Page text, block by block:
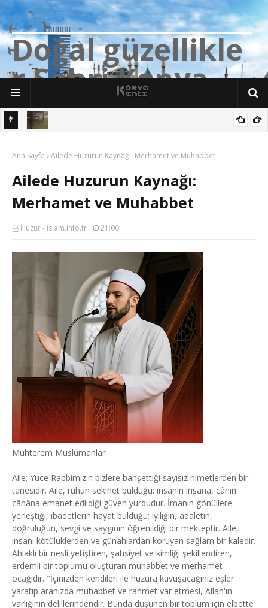
Doğalgüzellikle
rŞehriKonya
Ana Sayfa Ailede Huzurun Kaynağı: Merhamet ve Muhabbet
Ailede Huzurun Kaynağı:
Merhamet ve Muhabbet
Huzur - islam.info.tr 21:00
Muhterem Müslümanlar!
Aile; Yüce Rabbimizin bizlere bahşettiği sayısız nimetlerden bir
tanesidir. Aile, ruhun sekinet bulduğu; insanın insana, cânın
cânâna emanet edildiği güven yurdudur. İmanın gönüllere
yerleştiği, ibadetlerin hayat bulduğu; iyiliğin, adaletin,
doğruluğun, sevgi ve saygının öğrenildiği bir mekteptir. Aile,
insanı kötülüklerden ve günahlardan koruyan sağlam bir kaledir.
Ahlaklı bir nesli yetiştiren, şahsiyet ve kimliği şekillendiren,
erdemli bir toplumu oluşturan muhabbet ve merhamet
ocağıdır. "İçinizden kendileri ile huzura kavuşacağınız eşler
yaratıp aranızda muhabbet ve rahmet var etmesi, Allah'ın
varlığının delillerindendir. Bunda düşünen bir toplum için elbette